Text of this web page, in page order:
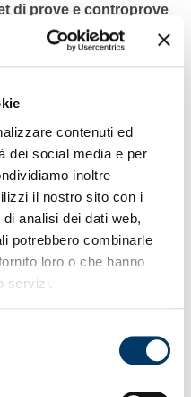
contenuti ed
dei social media e per
inoltre
il nostro sito con i
analisi dei dati web,
potrebbero combinarle
loro o che hanno
servizi.
di prove e controprove
affidata a Marchetti
ufficiale con il Grifone
centrocampista
Lazio per Pasquetta
Arenzano la Res
utilizzate in Genoa-
per “Il Guscio dei
per prossime